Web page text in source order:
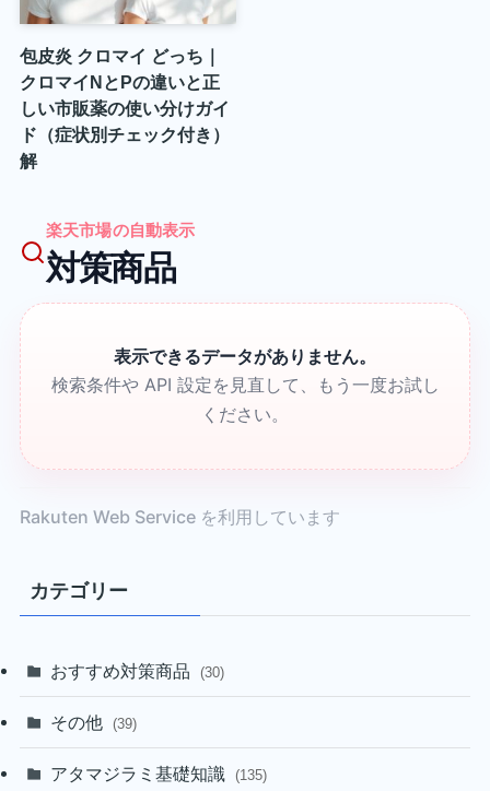
包皮炎 クロマイ どっち｜
クロマイNとPの違いと正
しい市販薬の使い分けガイ
ド（症状別チェック付き）
解
楽天市場の自動表示
対策商品
表示できるデータがありません。
検索条件や API 設定を見直して、もう一度お試し
ください。
Rakuten Web Service を利用しています
カテゴリー
おすすめ対策商品 (30)
その他 (39)
アタマジラミ基礎知識 (135)